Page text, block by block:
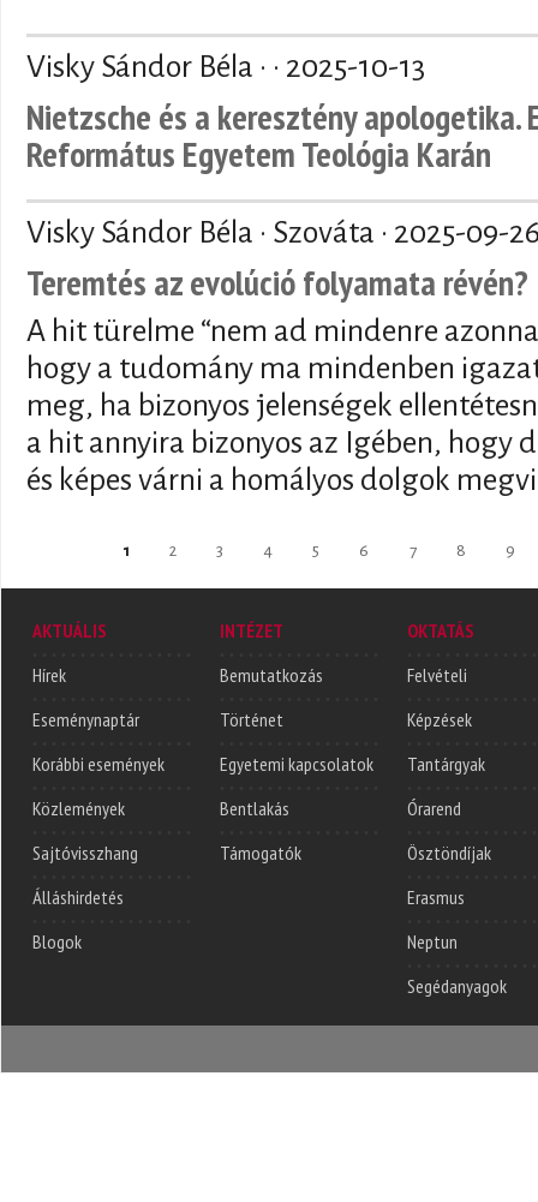
Visky Sándor Béla · · 2025-10-13
Nietzsche és a keresztény apologetika.
Református Egyetem Teológia Karán
Visky Sándor Béla · Szováta · 2025-09-
Teremtés az evolúció folyamata révén?
A hit türelme “nem ad mindenre
hogy a tudomány ma mindenben
meg, ha bizonyos jelenségek
a hit annyira bizonyos az Igében, hogy
és képes várni a homályos dolgok
1 2 3 4 5 6 7 8 9
AKTUÁLIS
Hírek
Eseménynaptár
Korábbi események
Közlemények
Sajtóvisszhang
Álláshirdetés
Blogok
INTÉZET
Bemutatkozás
Történet
Egyetemi kapcsolatok
Bentlakás
Támogatók
OKTATÁS
Felvételi
Képzések
Tantárgyak
Órarend
Ösztöndíjak
Erasmus
Neptun
Segédanyagok